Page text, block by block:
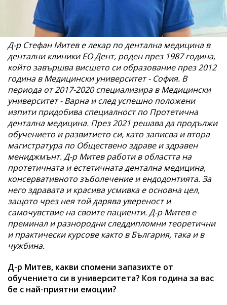
Д-р Стефан Митев е лекар по дентална медицина в
дентални клиники ЕО Дент, роден през 1987 година,
който завършва висшето си образование през 2012
година в Медицински университет - София. В
периода от 2017-2020 специализира в Медицински
университет - Варна и след успешно положени
изпити придобива специалност по Протетична
дентална медицина. През 2021 решава да продължи
обучението и развитието си, като записва и втора
магистратура по Обществено здраве и здравен
мениджмънт. Д-р Митев работи в областта на
протетичната и естетичната дентална медицина,
консервативното зъболечение и ендодонтията. За
него здравата и красива усмивка е основна цел,
защото чрез нея той дарява увереност и
самочувствие на своите пациенти. Д-р Митев е
преминал и разнородни следдипломни теоретични
и практически курсове както в България, така и в
чужбина.
Д-р Митев, какви спомени запазихте от
обучението си в университета? Коя година за вас
бе с най-приятни емоции?